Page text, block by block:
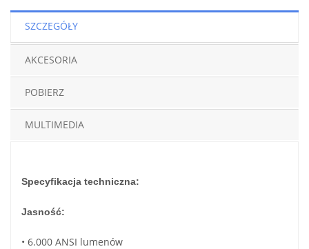
SZCZEGÓŁY
AKCESORIA
POBIERZ
MULTIMEDIA
Specyfikacja techniczna:
Jasność:
• 6.000 ANSI lumenów